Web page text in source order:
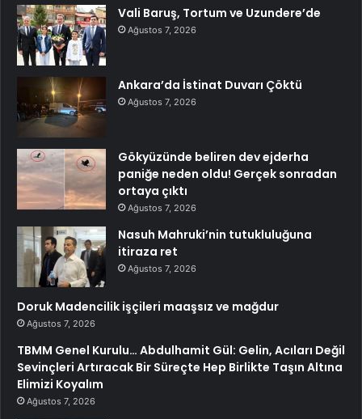
Vali Baruş, Tortum ve Uzundere’de
Ağustos 7, 2026
Ankara’da İstinat Duvarı Çöktü
Ağustos 7, 2026
Gökyüzünde beliren dev ejderha
paniğe neden oldu! Gerçek sonradan
ortaya çıktı
Ağustos 7, 2026
Nasuh Mahruki’nin tutukluluğuna
itiraza ret
Ağustos 7, 2026
Doruk Madencilik işçileri maaşsız ve mağdur
Ağustos 7, 2026
TBMM Genel Kurulu… Abdulhamit Gül: Gelin, Acıları Değil
Sevinçleri Artıracak Bir Süreçte Hep Birlikte Taşın Altına
Elimizi Koyalım
Ağustos 7, 2026